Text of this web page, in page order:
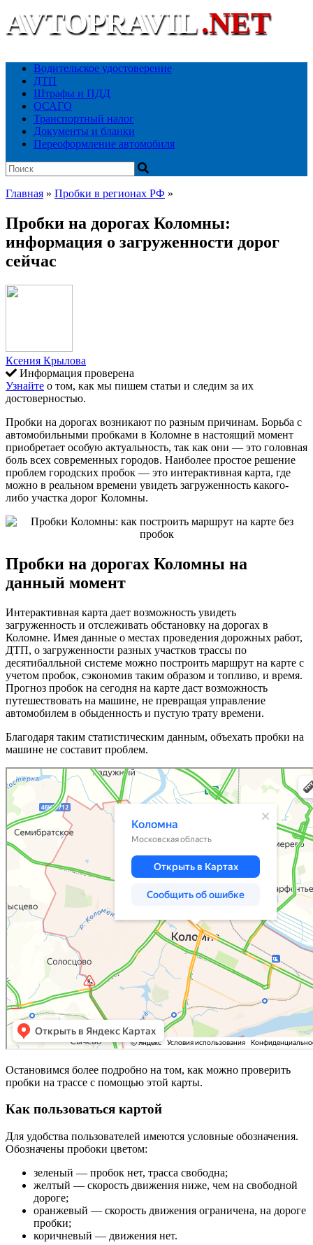
AVTOPRAVIL.NET
Водительское удостоверение
ДТП
Штрафы и ПДД
ОСАГО
Транспортный налог
Документы и бланки
Переоформление автомобиля
Главная » Пробки в регионах РФ »
Пробки на дорогах Коломны:
информация о загруженности дорог
сейчас
Ксения Крылова
Информация проверена
Узнайте о том, как мы пишем статьи и следим за их
достоверностью.
Пробки на дорогах возникают по разным причинам. Борьба с
автомобильными пробками в Коломне в настоящий момент
приобретает особую актуальность, так как они — это головная
боль всех современных городов. Наиболее простое решение
проблем городских пробок — это интерактивная карта, где
можно в реальном времени увидеть загруженность какого-
либо участка дорог Коломны.
Пробки на дорогах Коломны на
данный момент
Интерактивная карта дает возможность увидеть
загруженность и отслеживать обстановку на дорогах в
Коломне. Имея данные о местах проведения дорожных работ,
ДТП, о загруженности разных участков трассы по
десятибалльной системе можно построить маршрут на карте с
учетом пробок, сэкономив таким образом и топливо, и время.
Прогноз пробок на сегодня на карте даст возможность
путешествовать на машине, не превращая управление
автомобилем в обыденность и пустую трату времени.
Благодаря таким статистическим данным, объехать пробки на
машине не составит проблем.
Остановимся более подробно на том, как можно проверить
пробки на трассе с помощью этой карты.
Как пользоваться картой
Для удобства пользователей имеются условные обозначения.
Обозначены пробоки цветом:
зеленый — пробок нет, трасса свободна;
желтый — скорость движения ниже, чем на свободной
дороге;
оранжевый — скорость движения ограничена, на дороге
пробки;
коричневый — движения нет.